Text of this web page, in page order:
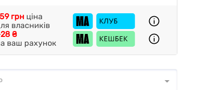
₴
ваш рахунок
грн ціна
власників
*